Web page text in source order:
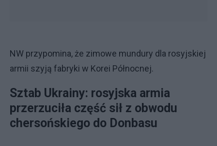
NW przypomina, że zimowe mundury dla rosyjskiej
armii szyją fabryki w Korei Północnej.
Sztab Ukrainy: rosyjska armia
przerzuciła część sił z obwodu
chersońskiego do Donbasu